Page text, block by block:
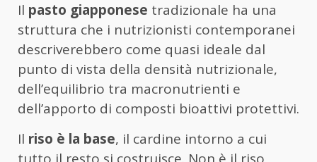
Il pasto giapponese tradizionale ha una
struttura che i nutrizionisti contemporanei
descriverebbero come quasi ideale dal
punto di vista della densità nutrizionale,
dell’equilibrio tra macronutrienti e
dell’apporto di composti bioattivi protettivi.
Il riso è la base, il cardine intorno a cui